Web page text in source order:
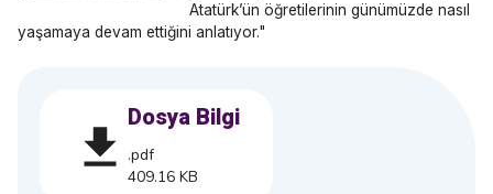
Atatürk’ün öğretilerinin günümüzde nasıl
yaşamaya devam ettiğini anlatıyor."
Dosya Bilgi
.pdf
409.16 KB